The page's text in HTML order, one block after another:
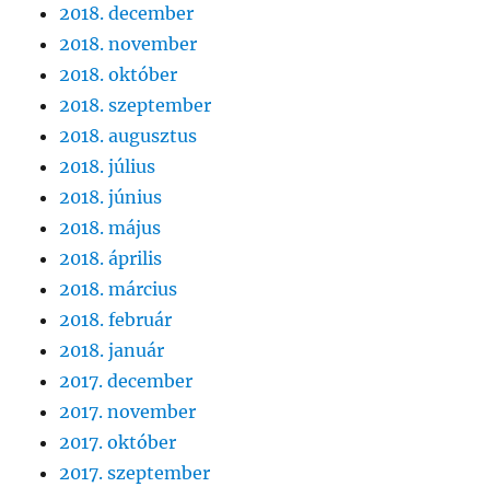
2018. december
2018. november
2018. október
2018. szeptember
2018. augusztus
2018. július
2018. június
2018. május
2018. április
2018. március
2018. február
2018. január
2017. december
2017. november
2017. október
2017. szeptember